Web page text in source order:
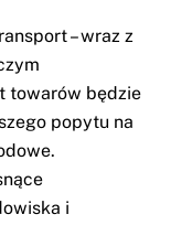
– wraz z
towarów będzie
popytu na
i